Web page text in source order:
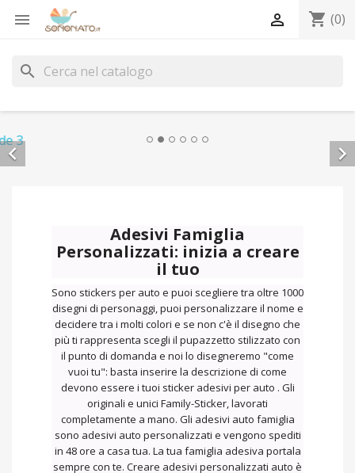
 shopping_cart (0)

search
 
Adesivi Famiglia
Personalizzati: inizia a creare
il tuo
Sono stickers per auto e puoi scegliere tra oltre 1000
disegni di personaggi, puoi personalizzare il nome e
decidere tra i molti colori e se non c'è il disegno che
più ti rappresenta scegli il pupazzetto stilizzato con
il punto di domanda e noi lo disegneremo "come
vuoi tu": basta inserire la descrizione di come
devono essere i tuoi sticker adesivi per auto . Gli
originali e unici Family-Sticker, lavorati
completamente a mano. Gli adesivi auto famiglia
sono adesivi auto personalizzati e vengono spediti
in 48 ore a casa tua. La tua famiglia adesiva portala
sempre con te. Creare adesivi personalizzati auto è